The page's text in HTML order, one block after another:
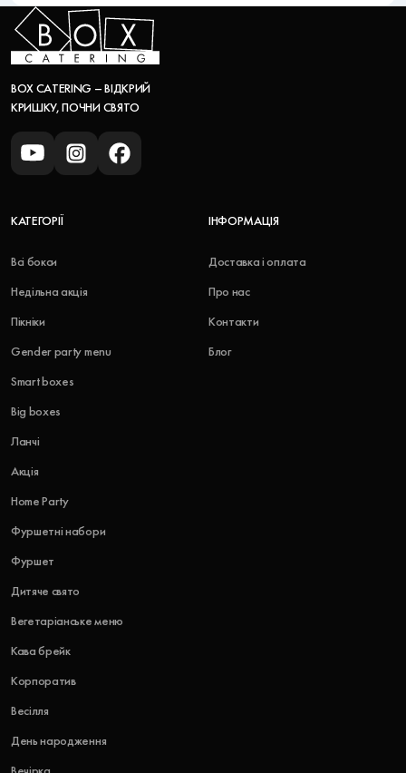
BOX CATERING – ВІДКРИЙ
КРИШКУ, ПОЧНИ СВЯТО
КАТЕГОРІЇ
Всі бокси
Недільна акція
Пікніки
Gender party menu
Smart boxes
Big boxes
Ланчі
Акція
Home Party
Фуршетні набори
Фуршет
Дитяче свято
Вегетаріанське меню
Кава брейк
Корпоратив
Весілля
День народження
ІНФОРМАЦІЯ
Доставка і оплата
Про нас
Контакти
Блог